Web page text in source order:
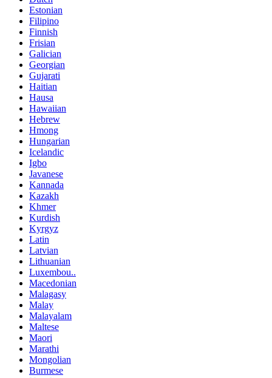
Estonian
Filipino
Finnish
Frisian
Galician
Georgian
Gujarati
Haitian
Hausa
Hawaiian
Hebrew
Hmong
Hungarian
Icelandic
Igbo
Javanese
Kannada
Kazakh
Khmer
Kurdish
Kyrgyz
Latin
Latvian
Lithuanian
Luxembou..
Macedonian
Malagasy
Malay
Malayalam
Maltese
Maori
Marathi
Mongolian
Burmese